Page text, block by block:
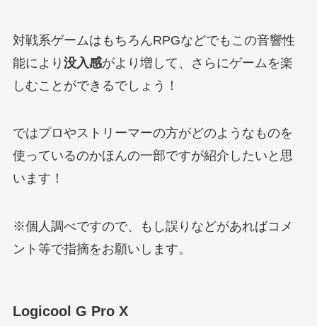
対戦系ゲームはもちろんRPGなどでもこの音響性
能により 没入感がより増して、さらにゲームを楽
しむことができるでしょう！
ではプロやストリーマーの方がどのようなものを
使っているのかほんの一部ですが紹介したいと思
います！
※個人調べですので、もし誤りなどがあればコメ
ント等で指摘をお願いします。
Logicool G Pro X